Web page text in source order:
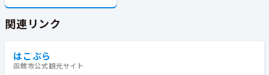
関連リンク
はこぶら
函館市公式観光サイト